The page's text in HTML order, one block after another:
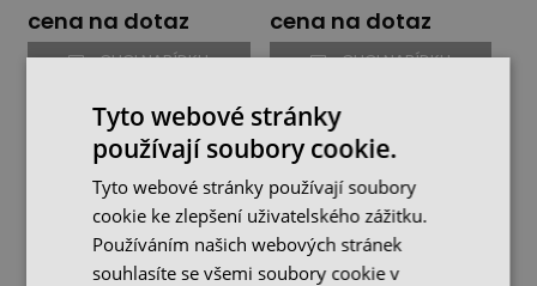
cena na dotaz
CHCI NABÍDKU
cena na dotaz
CHCI NABÍDKU
Tyto webové stránky
používají soubory cookie.
Tyto webové stránky používají soubory
cookie ke zlepšení uživatelského zážitku.
Používáním našich webových stránek
souhlasíte se všemi soubory cookie v